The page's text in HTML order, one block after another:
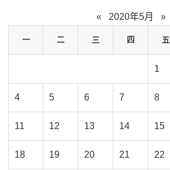
« 2020年5月 »
一 二 三 四 五
1
4 5 6 7 8
11 12 13 14 15
18 19 20 21 22